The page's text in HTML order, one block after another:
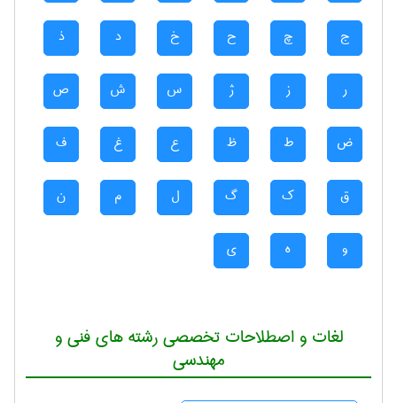
ج چ ح خ د ذ
ر ز ژ س ش ص
ض ط ظ ع غ ف
ق ک گ ل م ن
و ه ی
لغات و اصطلاحات تخصصی رشته های فنی و
مهندسی